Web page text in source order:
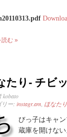
む »
たり- チビ
kobato
リー: instagr.am, ほなたり
びっ子はキャ
蔵庫を開けな